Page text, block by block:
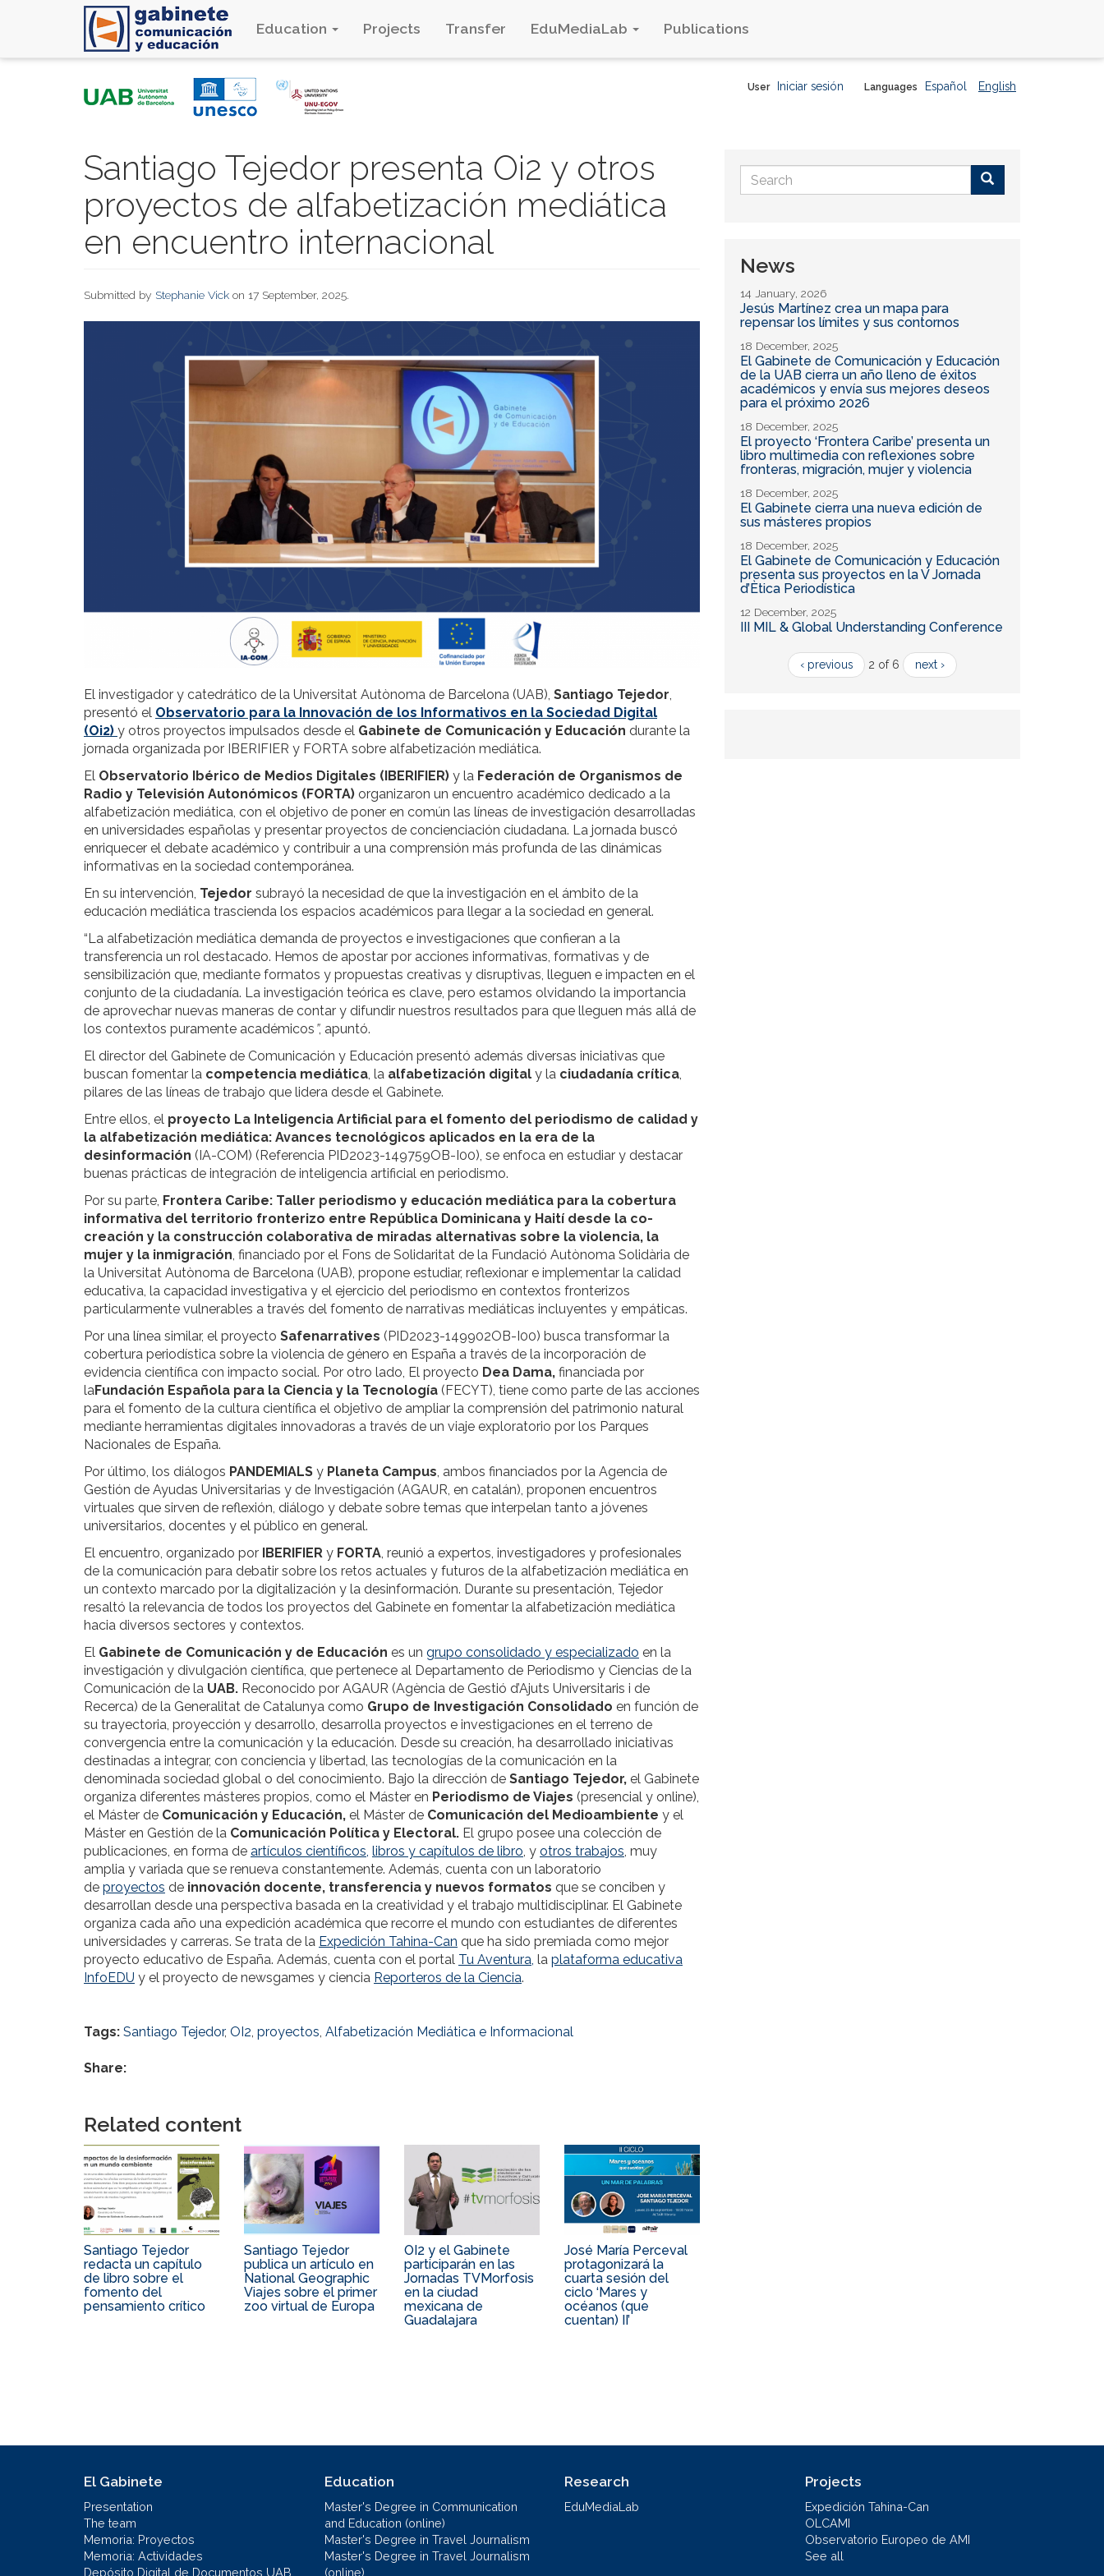
Education Projects Transfer EduMediaLab Publications
Languages Español English
User Iniciar sesión
Santiago Tejedor presenta Oi2 y otros
proyectos de alfabetización mediática
en encuentro internacional
Submitted by Stephanie Vick on 17 September, 2025.
El investigador y catedrático de la Universitat Autònoma de Barcelona (UAB), Santiago Tejedor,
presentó el Observatorio para la Innovación de los Informativos en la Sociedad Digital
(Oi2) y otros proyectos impulsados desde el Gabinete de Comunicación y Educación durante la
jornada organizada por IBERIFIER y FORTA sobre alfabetización mediática.
El Observatorio Ibérico de Medios Digitales (IBERIFIER) y la Federación de Organismos de
Radio y Televisión Autonómicos (FORTA) organizaron un encuentro académico dedicado a la
alfabetización mediática, con el objetivo de poner en común las líneas de investigación desarrolladas
en universidades españolas y presentar proyectos de concienciación ciudadana. La jornada buscó
enriquecer el debate académico y contribuir a una comprensión más profunda de las dinámicas
informativas en la sociedad contemporánea.
En su intervención, Tejedor subrayó la necesidad de que la investigación en el ámbito de la
educación mediática trascienda los espacios académicos para llegar a la sociedad en general.
“La alfabetización mediática demanda de proyectos e investigaciones que confieran a la
transferencia un rol destacado. Hemos de apostar por acciones informativas, formativas y de
sensibilización que, mediante formatos y propuestas creativas y disruptivas, lleguen e impacten en el
conjunto de la ciudadanía. La investigación teórica es clave, pero estamos olvidando la importancia
de aprovechar nuevas maneras de contar y difundir nuestros resultados para que lleguen más allá de
los contextos puramente académicos ”, apuntó.
El director del Gabinete de Comunicación y Educación presentó además diversas iniciativas que
buscan fomentar la competencia mediática, la alfabetización digital y la ciudadanía crítica,
pilares de las líneas de trabajo que lidera desde el Gabinete.
Entre ellos, el proyecto La Inteligencia Artificial para el fomento del periodismo de calidad y
la alfabetización mediática: Avances tecnológicos aplicados en la era de la
desinformación (IA-COM) (Referencia PID2023-149759OB-I00), se enfoca en estudiar y destacar
buenas prácticas de integración de inteligencia artificial en periodismo.
Por su parte, Frontera Caribe: Taller periodismo y educación mediática para la cobertura
informativa del territorio fronterizo entre República Dominicana y Haití desde la co-
creación y la construcción colaborativa de miradas alternativas sobre la violencia, la
mujer y la inmigración, financiado por el Fons de Solidaritat de la Fundació Autònoma Solidària de
la Universitat Autònoma de Barcelona (UAB), propone estudiar, reflexionar e implementar la calidad
educativa, la capacidad investigativa y el ejercicio del periodismo en contextos fronterizos
particularmente vulnerables a través del fomento de narrativas mediáticas incluyentes y empáticas.
Por una línea similar, el proyecto Safenarratives (PID2023-149902OB-I00) busca transformar la
cobertura periodística sobre la violencia de género en España a través de la incorporación de
evidencia científica con impacto social. Por otro lado, El proyecto Dea Dama, financiada por
laFundación Española para la Ciencia y la Tecnología (FECYT), tiene como parte de las acciones
para el fomento de la cultura científica el objetivo de ampliar la comprensión del patrimonio natural
mediante herramientas digitales innovadoras a través de un viaje exploratorio por los Parques
Nacionales de España.
Por último, los diálogos PANDEMIALS y Planeta Campus, ambos financiados por la Agencia de
Gestión de Ayudas Universitarias y de Investigación (AGAUR, en catalán), proponen encuentros
virtuales que sirven de reflexión, diálogo y debate sobre temas que interpelan tanto a jóvenes
universitarios, docentes y el público en general.
El encuentro, organizado por IBERIFIER y FORTA, reunió a expertos, investigadores y profesionales
de la comunicación para debatir sobre los retos actuales y futuros de la alfabetización mediática en
un contexto marcado por la digitalización y la desinformación. Durante su presentación, Tejedor
resaltó la relevancia de todos los proyectos del Gabinete en fomentar la alfabetización mediática
hacia diversos sectores y contextos.
El Gabinete de Comunicación y de Educación es un grupo consolidado y especializado en la
investigación y divulgación científica, que pertenece al Departamento de Periodismo y Ciencias de la
Comunicación de la UAB. Reconocido por AGAUR (Agència de Gestió d’Ajuts Universitaris i de
Recerca) de la Generalitat de Catalunya como Grupo de Investigación Consolidado en función de
su trayectoria, proyección y desarrollo, desarrolla proyectos e investigaciones en el terreno de
convergencia entre la comunicación y la educación. Desde su creación, ha desarrollado iniciativas
destinadas a integrar, con conciencia y libertad, las tecnologías de la comunicación en la
denominada sociedad global o del conocimiento. Bajo la dirección de Santiago Tejedor, el Gabinete
organiza diferentes másteres propios, como el Máster en Periodismo de Viajes (presencial y online),
el Máster de Comunicación y Educación, el Máster de Comunicación del Medioambiente y el
Máster en Gestión de la Comunicación Política y Electoral. El grupo posee una colección de
publicaciones, en forma de artículos científicos, libros y capítulos de libro, y otros trabajos, muy
amplia y variada que se renueva constantemente. Además, cuenta con un laboratorio
de proyectos de innovación docente, transferencia y nuevos formatos que se conciben y
desarrollan desde una perspectiva basada en la creatividad y el trabajo multidisciplinar. El Gabinete
organiza cada año una expedición académica que recorre el mundo con estudiantes de diferentes
universidades y carreras. Se trata de la Expedición Tahina-Can que ha sido premiada como mejor
proyecto educativo de España. Además, cuenta con el portal Tu Aventura, la plataforma educativa
InfoEDU y el proyecto de newsgames y ciencia Reporteros de la Ciencia.
Tags: Santiago Tejedor, OI2, proyectos, Alfabetización Mediática e Informacional
Share:
Related content
Santiago Tejedor
redacta un capítulo
de libro sobre el
fomento del
pensamiento crítico
Santiago Tejedor
publica un artículo en
National Geographic
Viajes sobre el primer
zoo virtual de Europa
OI2 y el Gabinete
participarán en las
Jornadas TVMorfosis
en la ciudad
mexicana de
Guadalajara
José María Perceval
protagonizará la
cuarta sesión del
ciclo ‘Mares y
océanos (que
cuentan) II’
Search
form
News
14 January, 2026
Jesús Martínez crea un mapa para
repensar los límites y sus contornos
18 December, 2025
El Gabinete de Comunicación y Educación
de la UAB cierra un año lleno de éxitos
académicos y envía sus mejores deseos
para el próximo 2026
18 December, 2025
El proyecto ‘Frontera Caribe’ presenta un
libro multimedia con reflexiones sobre
fronteras, migración, mujer y violencia
18 December, 2025
El Gabinete cierra una nueva edición de
sus másteres propios
18 December, 2025
El Gabinete de Comunicación y Educación
presenta sus proyectos en la V Jornada
d’Ètica Periodística
12 December, 2025
III MIL & Global Understanding Conference
‹ previous 2 of 6 next ›
El Gabinete
Presentation
The team
Memoria: Proyectos
Memoria: Actividades
Depósito Digital de Documentos UAB
Education
Master's Degree in Communication
and Education (online)
Master's Degree in Travel Journalism
Master's Degree in Travel Journalism
(online)
Research
EduMediaLab
Projects
Expedición Tahina-Can
OLCAMI
Observatorio Europeo de AMI
See all